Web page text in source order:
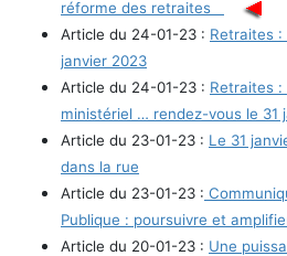
réforme des retraites
Article du 24-01-23 : Retraites :
janvier 2023
Article du 24-01-23 : Retraites :
ministériel … rendez-vous le 31
Article du 23-01-23 : Le 31
dans la rue
Article du 23-01-23 :
Publique : poursuivre et
Article du 20-01-23 : Une